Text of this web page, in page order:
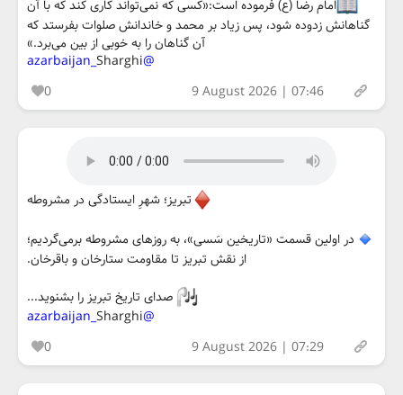
امام رضا (ع) فرموده است:«کسی که نمی‌تواند کاری کند که با آن
گناهانش زدوده شود، پس زیاد بر محمد و خاندانش صلوات بفرستد که
آن گناهان را به خوبی از بین می‌برد.»
@azarbaijan_
Sharghi
0
9 August 2026 | 07:46
تبریز؛ شهرِ ایستادگی در مشروطه
در اولین قسمت «تاریخین سَسی»، به روزهای مشروطه برمی‌گردیم؛
از نقش تبریز تا مقاومت ستارخان و باقرخان.
صدای تاریخ تبریز را بشنوید...
@azarbaijan_
Sharghi
0
9 August 2026 | 07:29